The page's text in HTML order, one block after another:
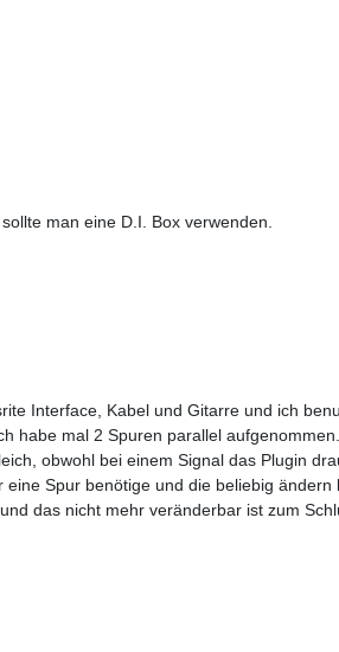
man eine D.I. Box verwenden.
Interface, Kabel und Gitarre und ich
habe mal 2 Spuren parallel
obwohl bei einem Signal das Plugin
Spur benötige und die beliebig
das nicht mehr veränderbar ist zum